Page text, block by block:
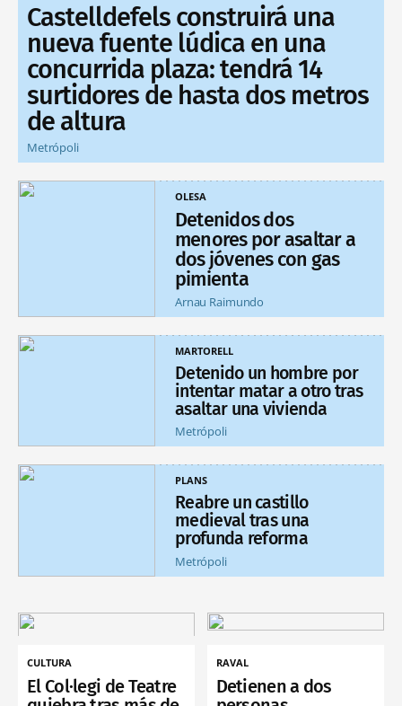
Castelldefels construirá una
nueva fuente lúdica en una
concurrida plaza: tendrá 14
surtidores de hasta dos metros
de altura
Metrópoli
OLESA
Detenidos dos
menores por asaltar a
dos jóvenes con gas
pimienta
Arnau Raimundo
MARTORELL
Detenido un hombre por
intentar matar a otro tras
asaltar una vivienda
Metrópoli
PLANS
Reabre un castillo
medieval tras una
profunda reforma
Metrópoli
CULTURA
El Col·legi de Teatre
RAVAL
Detienen a dos